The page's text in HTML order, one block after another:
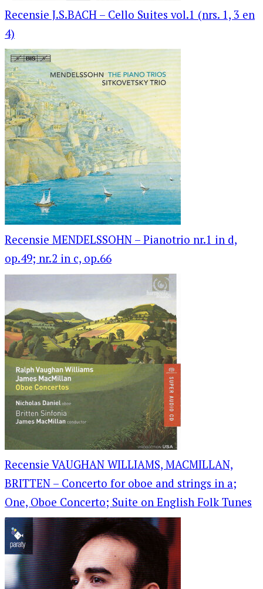
Recensie J.S.BACH – Cello Suites vol.1 (nrs. 1, 3 en
4)
Recensie MENDELSSOHN – Pianotrio nr.1 in d,
op.49; nr.2 in c, op.66
Recensie VAUGHAN WILLIAMS, MACMILLAN,
BRITTEN – Concerto for oboe and strings in a;
One, Oboe Concerto; Suite on English Folk Tunes